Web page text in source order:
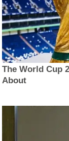
The World Cup
About